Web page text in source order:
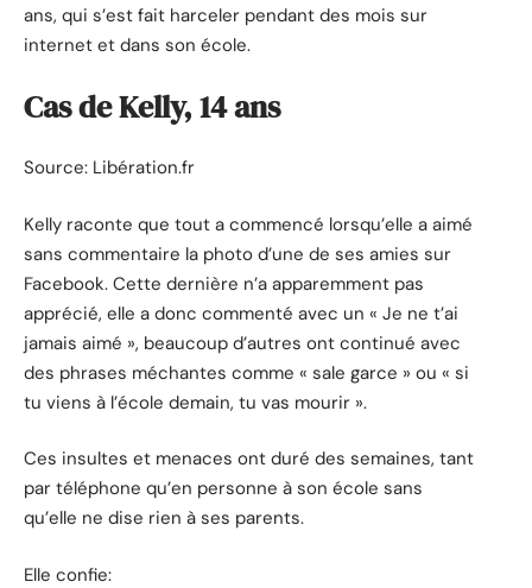
ans, qui s’est fait harceler pendant des mois sur
internet et dans son école.
Cas de Kelly, 14 ans
Source: Libération.fr
Kelly raconte que tout a commencé lorsqu’elle a aimé
sans commentaire la photo d’une de ses amies sur
Facebook. Cette dernière n’a apparemment pas
apprécié, elle a donc commenté avec un « Je ne t’ai
jamais aimé », beaucoup d’autres ont continué avec
des phrases méchantes comme « sale garce » ou « si
tu viens à l’école demain, tu vas mourir ».
Ces insultes et menaces ont duré des semaines, tant
par téléphone qu’en personne à son école sans
qu’elle ne dise rien à ses parents.
Elle confie: